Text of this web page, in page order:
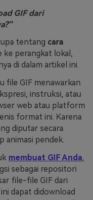
Hubungi Kami
AI
GIF dari
tentang cara
ke perangkat lokal,
di dalam artikel ini.
file GIF menawarkan
instruksi, atau
web atau platform
format ini. Karena
diputar secara
animasi pendek.
membuat GIF Anda,
sebagai repositori
file-file GIF dari
dapat didownload